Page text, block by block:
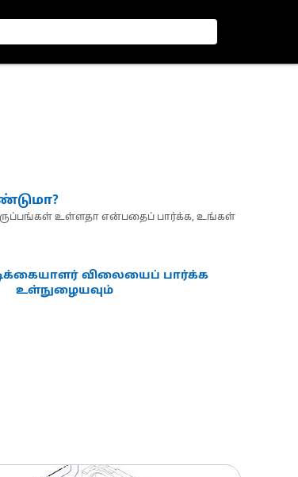
விருப்பங்கள் உள்ளதா என்பதைப் பார்க்க, உங்கள்
விலையைப் பார்க்க
உள்நுழையவும்